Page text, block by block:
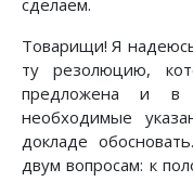
Товарищи! Я
ту резолюцию,
предложена и в
необходимые
докладе
двум вопросам: к